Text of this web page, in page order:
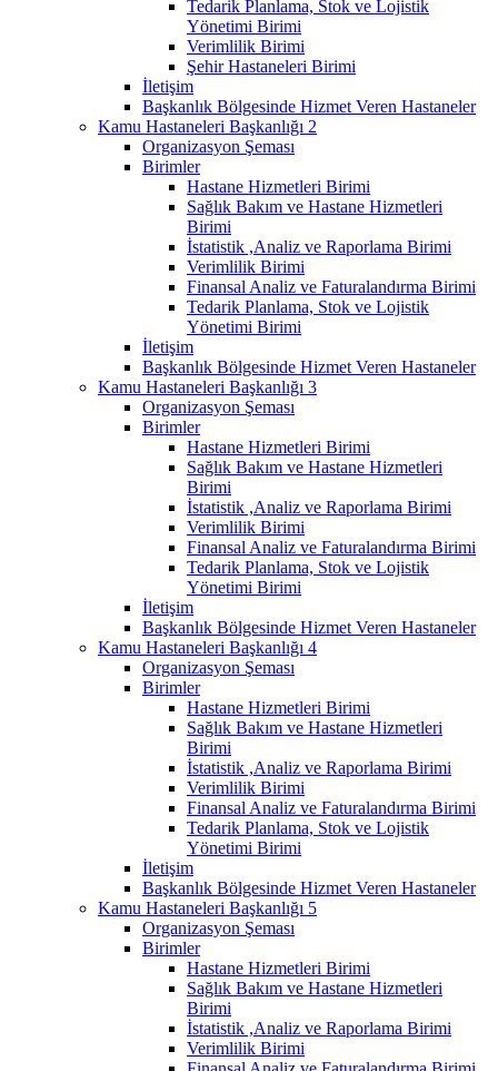
Tedarik Planlama, Stok ve Lojistik
Yönetimi Birimi
Verimlilik Birimi
Şehir Hastaneleri Birimi
İletişim
Başkanlık Bölgesinde Hizmet Veren Hastaneler
Kamu Hastaneleri Başkanlığı 2
Organizasyon Şeması
Birimler
Hastane Hizmetleri Birimi
Sağlık Bakım ve Hastane Hizmetleri
Birimi
İstatistik ,Analiz ve Raporlama Birimi
Verimlilik Birimi
Finansal Analiz ve Faturalandırma Birimi
Tedarik Planlama, Stok ve Lojistik
Yönetimi Birimi
İletişim
Başkanlık Bölgesinde Hizmet Veren Hastaneler
Kamu Hastaneleri Başkanlığı 3
Organizasyon Şeması
Birimler
Hastane Hizmetleri Birimi
Sağlık Bakım ve Hastane Hizmetleri
Birimi
İstatistik ,Analiz ve Raporlama Birimi
Verimlilik Birimi
Finansal Analiz ve Faturalandırma Birimi
Tedarik Planlama, Stok ve Lojistik
Yönetimi Birimi
İletişim
Başkanlık Bölgesinde Hizmet Veren Hastaneler
Kamu Hastaneleri Başkanlığı 4
Organizasyon Şeması
Birimler
Hastane Hizmetleri Birimi
Sağlık Bakım ve Hastane Hizmetleri
Birimi
İstatistik ,Analiz ve Raporlama Birimi
Verimlilik Birimi
Finansal Analiz ve Faturalandırma Birimi
Tedarik Planlama, Stok ve Lojistik
Yönetimi Birimi
İletişim
Başkanlık Bölgesinde Hizmet Veren Hastaneler
Kamu Hastaneleri Başkanlığı 5
Organizasyon Şeması
Birimler
Hastane Hizmetleri Birimi
Sağlık Bakım ve Hastane Hizmetleri
Birimi
İstatistik ,Analiz ve Raporlama Birimi
Verimlilik Birimi